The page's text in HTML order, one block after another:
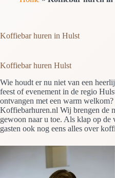
Koffiebar huren in Hulst
Koffiebar huren Hulst
Wie houdt er nu niet van een
feest of evenement in de regio
ontvangen met een warm
Koffiebarhuren.nl Wij brengen de
gewoon naar u toe. Als klap op de
gasten ook nog eens alles over